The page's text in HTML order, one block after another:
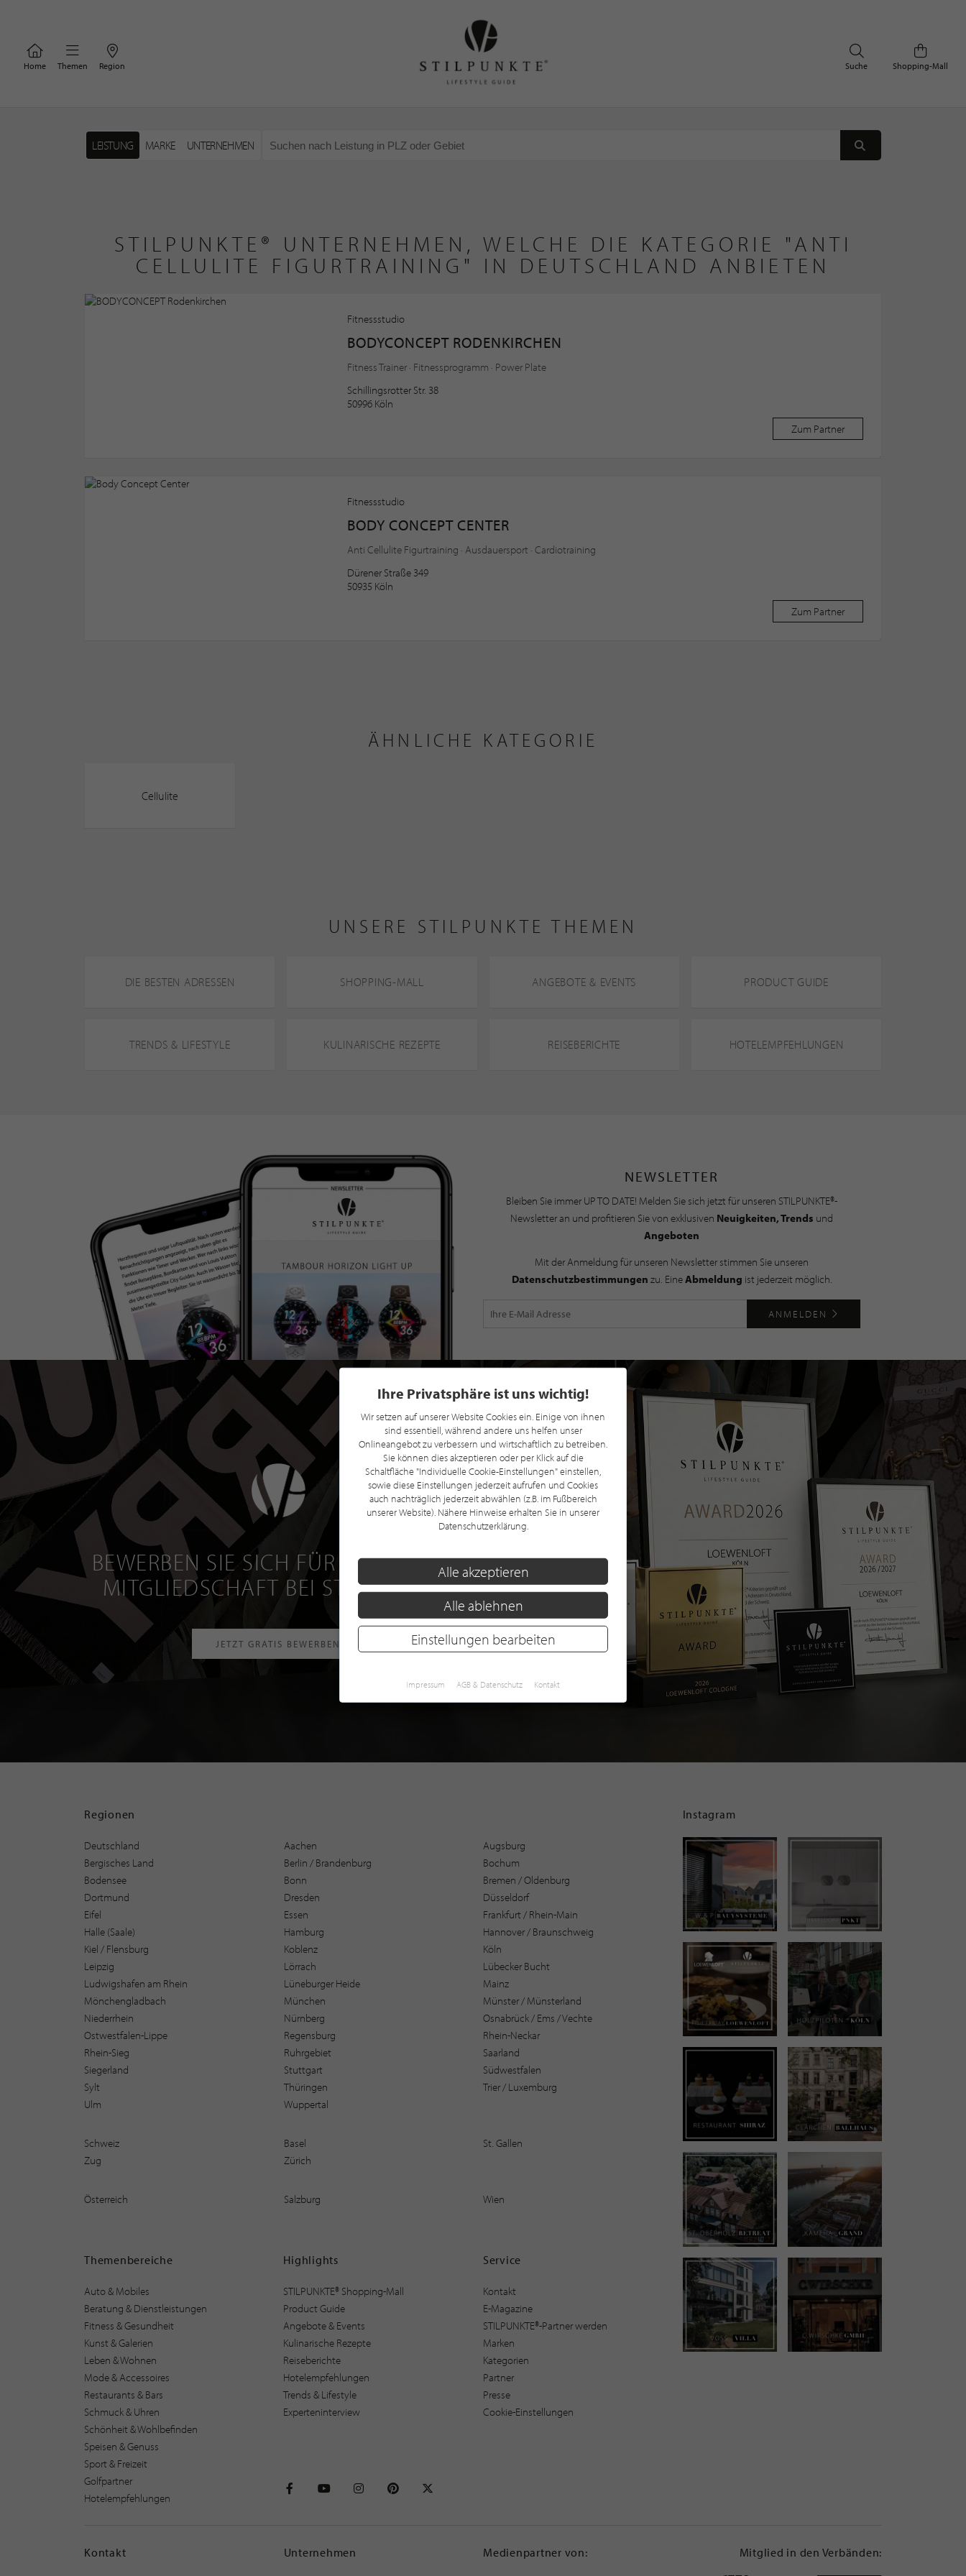
Home Themen Region Shopping-Mall
Suche
LEISTUNG MARKE UNTERNEHMEN
STILPUNKTE® UNTERNEHMEN, WELCHE DIE KATEGORIE "ANTI
CELLULITE FIGURTRAINING" IN DEUTSCHLAND ANBIETEN
Fitnessstudio
BODYCONCEPT RODENKIRCHEN
Fitness Trainer · Fitnessprogramm · Power Plate
Schillingsrotter Str. 38
50996 Köln
Zum Partner
Fitnessstudio
BODY CONCEPT CENTER
Anti Cellulite Figurtraining · Ausdauersport · Cardiotraining
Dürener Straße 349
50935 Köln
Zum Partner
ÄHNLICHE KATEGORIE
Cellulite
UNSERE STILPUNKTE THEMEN
DIE BESTEN ADRESSEN SHOPPING-MALL ANGEBOTE & EVENTS PRODUCT GUIDE
TRENDS & LIFESTYLE KULINARISCHE REZEPTE REISEBERICHTE HOTELEMPFEHLUNGEN
NEWSLETTER
Bleiben Sie immer UP TO DATE! Melden Sie sich jetzt für unseren STILPUNKTE®-
Newsletter an und profitieren Sie von exklusiven Neuigkeiten, Trends und
Angeboten
Mit der Anmeldung für unseren Newsletter stimmen Sie unseren
Datenschutzbestimmungen zu. EineAbmeldung ist jederzeit möglich.
ANMELDEN
BEWERBEN SIE SICH FÜR EINE GRATIS
MITGLIEDSCHAFT BEI STILPUNKTE®
JETZT GRATIS BEWERBEN
Regionen
Deutschland Aachen
Augsburg
Bergisches Land
Berlin / Brandenburg
Bochum
Bodensee
Bonn
Bremen / Oldenburg
Dortmund
Dresden
Düsseldorf
Eifel
Essen
Frankfurt / Rhein-Main
Halle (Saale)
Hamburg
Hannover / Braunschweig
Kiel / Flensburg
Koblenz
Köln
Leipzig
Lörrach
Lübecker Bucht
Ludwigshafen am Rhein
Lüneburger Heide
Mainz
Mönchengladbach
München
Münster / Münsterland
Niederrhein
Nürnberg
Osnabrück / Ems / Vechte
Ostwestfalen-Lippe
Regensburg
Rhein-Neckar
Rhein-Sieg
Ruhrgebiet
Saarland
Siegerland
Stuttgart
Südwestfalen
Sylt
Thüringen
Trier / Luxemburg
Ulm
Wuppertal
Schweiz Basel
St. Gallen
Zug
Zürich
Österreich Salzburg Wien
Themenbereiche
Auto & Mobiles
Beratung & Dienstleistungen
Fitness & Gesundheit
Kunst & Galerien
Leben & Wohnen
Mode & Accessoires
Restaurants & Bars
Schmuck & Uhren
Schönheit & Wohlbefinden
Speisen & Genuss
Sport & Freizeit
Golfpartner
Hotelempfehlungen
Highlights
STILPUNKTE® Shopping-Mall
Product Guide
Angebote & Events
Kulinarische Rezepte
Reiseberichte
Hotelempfehlungen
Trends & Lifestyle
Experteninterview
Service
Kontakt
E-Magazine
STILPUNKTE®-Partner werden
Marken
Kategorien
Partner
Presse
Cookie-Einstellungen
Instagram
Kontakt Unternehmen Medienpartner von: Mitglied in den Verbänden:
Ihre Privatsphäre ist uns wichtig!
Wir setzen auf unserer Website Cookies ein. Einige von ihnen
sind essentiell, während andere uns helfen unser
Onlineangebot zu verbessern und wirtschaftlich zu betreiben.
Sie können dies akzeptieren oder per Klick auf die
Schaltfläche "Individuelle Cookie-Einstellungen" einstellen,
sowie diese Einstellungen jederzeit aufrufen und Cookies
auch nachträglich jederzeit abwählen (z.B. im Fußbereich
unserer Website). Nähere Hinweise erhalten Sie in unserer
Datenschutzerklärung.
Alle akzeptieren
Alle ablehnen
Einstellungen bearbeiten
Impressum AGB & Datenschutz Kontakt